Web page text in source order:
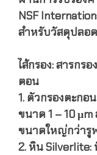
NSF
สำหรับวัสดุปลอ
ไส้กรอง: สารกร
ตอน
1. ตัวกรองตะก
ขนาด 1 – 10
ขนาดใหญ่กว่ารู
2. หิน Silverlite: